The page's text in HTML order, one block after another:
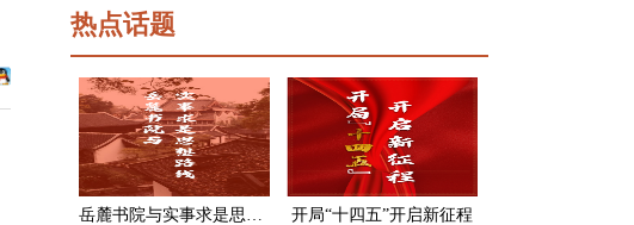
热点话题
岳麓书院与实事求是思想路线 开局“十四五”开启新征程